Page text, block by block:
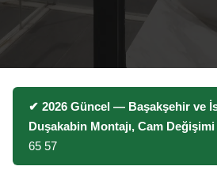
✔ 2026 Güncel — Başakşehir ve
Duşakabin Montajı, Cam
65 57